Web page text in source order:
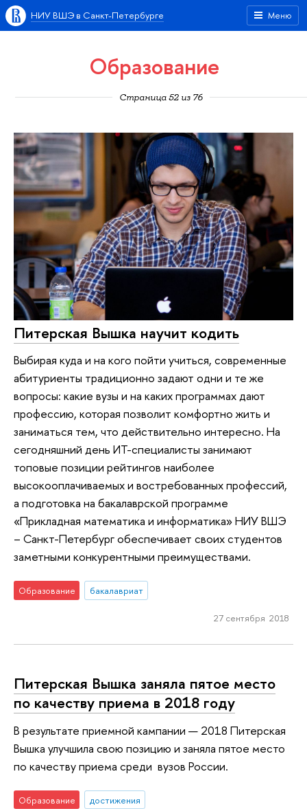
Меню
НИУ ВШЭ в Санкт-Петербурге
Образование
Страница 52 из 76
Питерская Вышка научит кодить
Выбирая куда и на кого пойти учиться, современные
абитуриенты традиционно задают одни и те же
вопросы: какие вузы и на каких программах дают
профессию, которая позволит комфортно жить и
заниматься тем, что действительно интересно. На
сегодняшний день ИТ-специалисты занимают
топовые позиции рейтингов наиболее
высокооплачиваемых и востребованных профессий,
а подготовка на бакалаврской программе
«Прикладная математика и информатика» НИУ ВШЭ
– Санкт-Петербург обеспечивает своих студентов
заметными конкурентными преимуществами.
Образование бакалавриат
27 сентября 2018
Питерская Вышка заняла пятое место
по качеству приема в 2018 году
В результате приемной кампании — 2018 Питерская
Вышка улучшила свою позицию и заняла пятое место
по качеству приема среди вузов России.
Образование достижения